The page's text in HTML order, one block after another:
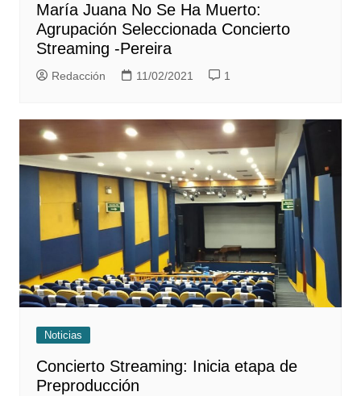
María Juana No Se Ha Muerto:
Agrupación Seleccionada Concierto
Streaming -Pereira
Redacción 11/02/2021 1
Noticias
Concierto Streaming: Inicia etapa de
Preproducción